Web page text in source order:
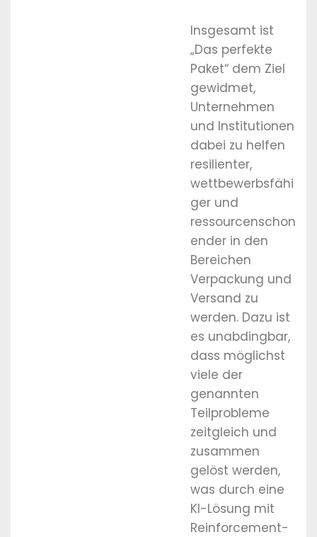
Insgesamt ist
„Das perfekte
Paket“ dem Ziel
gewidmet,
Unternehmen
und Institutionen
dabei zu helfen
resilienter,
wettbewerbsfähi
ger und
ressourcenschon
ender in den
Bereichen
Verpackung und
Versand zu
werden. Dazu ist
es unabdingbar,
dass möglichst
viele der
genannten
Teilprobleme
zeitgleich und
zusammen
gelöst werden,
was durch eine
KI-Lösung mit
Reinforcement-